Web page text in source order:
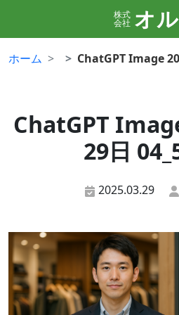
株式
会社 オ
ホーム ChatGPT Image
ChatGPT
29日
2025.03.29